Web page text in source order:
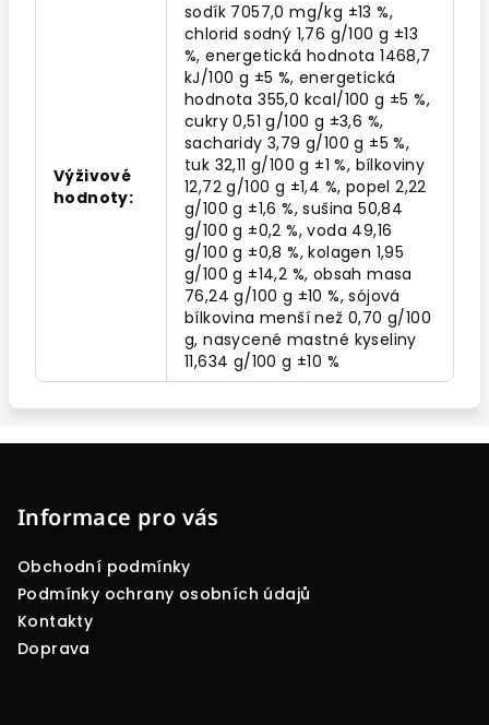
Výživové
hodnoty:
sodík 7057,0 mg/kg ±13 %,
chlorid sodný 1,76 g/100 g ±13
%, energetická hodnota 1468,7
kJ/100 g ±5 %, energetická
hodnota 355,0 kcal/100 g ±5 %,
cukry 0,51 g/100 g ±3,6 %,
sacharidy 3,79 g/100 g ±5 %,
tuk 32,11 g/100 g ±1 %, bílkoviny
12,72 g/100 g ±1,4 %, popel 2,22
g/100 g ±1,6 %, sušina 50,84
g/100 g ±0,2 %, voda 49,16
g/100 g ±0,8 %, kolagen 1,95
g/100 g ±14,2 %, obsah masa
76,24 g/100 g ±10 %, sójová
bílkovina menší než 0,70 g/100
g, nasycené mastné kyseliny
11,634 g/100 g ±10 %
Informace pro vás
Obchodní podmínky
Podmínky ochrany osobních údajů
Kontakty
Doprava